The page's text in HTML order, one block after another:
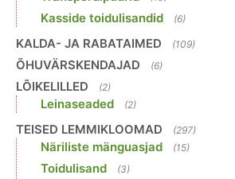
Kasside toidulisandid (6)
KALDA- JA RABATAIMED (109)
ÕHUVÄRSKENDAJAD (6)
LÕIKELILLED (2)
Leinaseaded (2)
TEISED LEMMIKLOOMAD (297)
Näriliste mänguasjad (15)
Toidulisand (3)